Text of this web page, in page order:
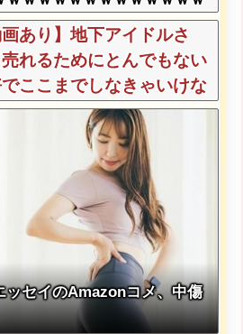
画あり】地下アイドルさ
れるためにとんでもない
ここまでしなきゃいけな
明ｗｗｗｗｗ
ッセイのAmazonコメ、中傷